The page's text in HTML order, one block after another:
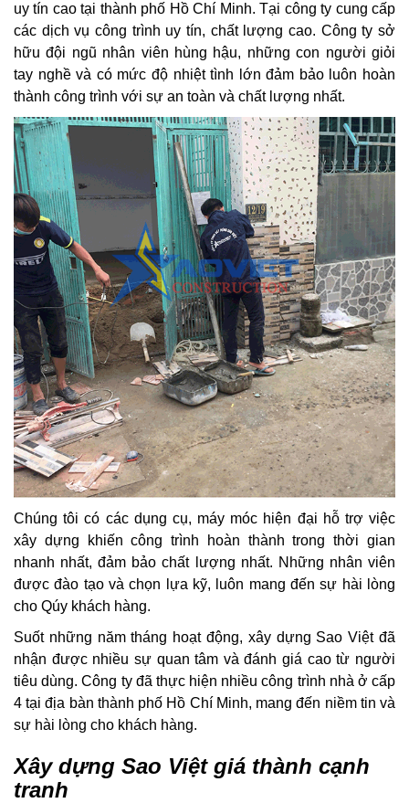
uy tín cao tại thành phố Hồ Chí Minh. Tại công ty cung cấp
các dịch vụ công trình uy tín, chất lượng cao. Công ty sở
hữu đội ngũ nhân viên hùng hậu, những con người giỏi
tay nghề và có mức độ nhiệt tình lớn đảm bảo luôn hoàn
thành công trình với sự an toàn và chất lượng nhất.
Chúng tôi có các dụng cụ, máy móc hiện đại hỗ trợ việc
xây dựng khiến công trình hoàn thành trong thời gian
nhanh nhất, đảm bảo chất lượng nhất. Những nhân viên
được đào tạo và chọn lựa kỹ, luôn mang đến sự hài lòng
cho Qúy khách hàng.
Suốt những năm tháng hoạt động, xây dựng Sao Việt đã
nhận được nhiều sự quan tâm và đánh giá cao từ người
tiêu dùng. Công ty đã thực hiện nhiều công trình nhà ở cấp
4 tại địa bàn thành phố Hồ Chí Minh, mang đến niềm tin và
sự hài lòng cho khách hàng.
Xây dựng Sao Việt giá thành cạnh
tranh